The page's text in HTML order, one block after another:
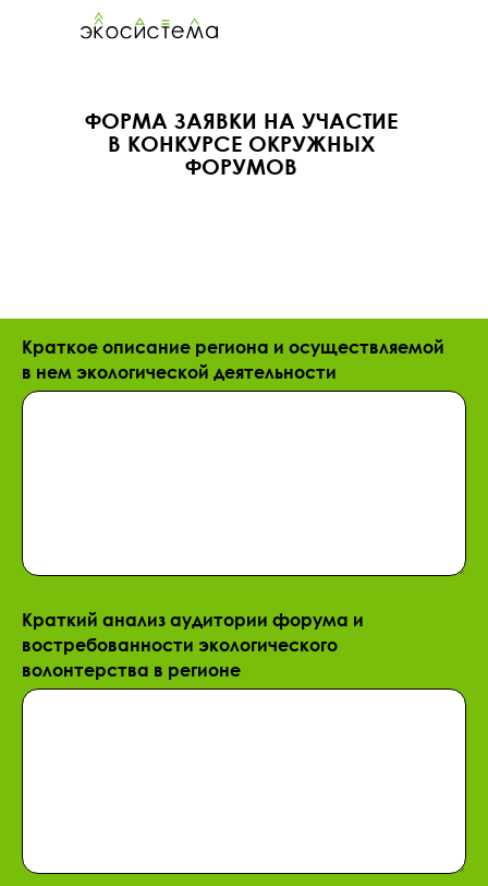
НАЗАД
ФОРМА ЗАЯВКИ НА УЧАСТИЕ
В КОНКУРСЕ ОКРУЖНЫХ
ФОРУМОВ
Краткое описание региона и осуществляемой
в нем экологической деятельности
Краткий анализ аудитории форума и
востребованности экологического
волонтерства в регионе